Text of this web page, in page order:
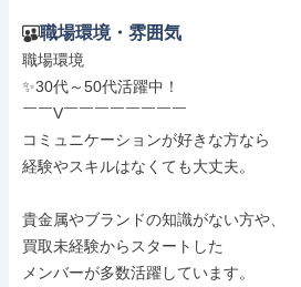
職場環境・雰囲気
職場環境
✨30代～50代活躍中！
￣￣V￣￣￣￣￣￣￣￣
コミュニケーションが好きな方なら
経験やスキルはなくても大丈夫。
貴金属やブランドの知識がない方や、
買取未経験からスタートした
メンバーが多数活躍しています。